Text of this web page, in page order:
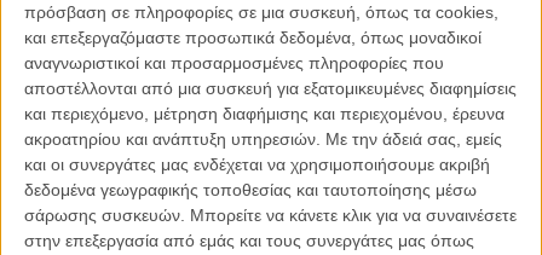
πρόσβαση σε πληροφορίες σε μια συσκευή, όπως τα cookies,
και επεξεργαζόμαστε προσωπικά δεδομένα, όπως μοναδικοί
αναγνωριστικοί και προσαρμοσμένες πληροφορίες που
αποστέλλονται από μια συσκευή για εξατομικευμένες διαφημίσεις
και περιεχόμενο, μέτρηση διαφήμισης και περιεχομένου, έρευνα
ακροατηρίου και ανάπτυξη υπηρεσιών. Με την άδειά σας, εμείς
και οι συνεργάτες μας ενδέχεται να χρησιμοποιήσουμε ακριβή
δεδομένα γεωγραφικής τοποθεσίας και ταυτοποίησης μέσω
σάρωσης συσκευών. Μπορείτε να κάνετε κλικ για να συναινέσετε
στην επεξεργασία από εμάς και τους συνεργάτες μας όπως
To Flix στις αξέχαστες παραλίες του σινεμά #7 - Ο
Μεγάλος Λεμπόφσκι (1998)
ΘΕΜΑΤΑ /07 ΙΟΥΛ 2016/ Μανώλης Κρανάκης